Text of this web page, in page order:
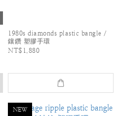
1980s diamonds plastic bangle /
鑲鑽 塑膠手環
NT$1,880
NEW